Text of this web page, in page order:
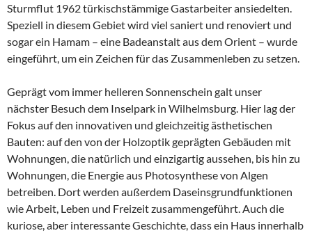
Sturmflut 1962 türkischstämmige Gastarbeiter ansiedelten.
Speziell in diesem Gebiet wird viel saniert und renoviert und
sogar ein Hamam – eine Badeanstalt aus dem Orient – wurde
eingeführt, um ein Zeichen für das Zusammenleben zu setzen.
Geprägt vom immer helleren Sonnenschein galt unser
nächster Besuch dem Inselpark in Wilhelmsburg. Hier lag der
Fokus auf den innovativen und gleichzeitig ästhetischen
Bauten: auf den von der Holzoptik geprägten Gebäuden mit
Wohnungen, die natürlich und einzigartig aussehen, bis hin zu
Wohnungen, die Energie aus Photosynthese von Algen
betreiben. Dort werden außerdem Daseinsgrundfunktionen
wie Arbeit, Leben und Freizeit zusammengeführt. Auch die
kuriose, aber interessante Geschichte, dass ein Haus innerhalb